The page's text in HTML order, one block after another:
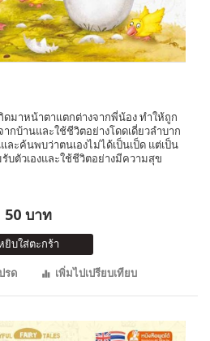
ดมาหน้าตาแตกต่างจากพี่น้อง ทำให้ถูก
กบ้านและใช้ชีวิตอย่างโดดเดี่ยวลำบาก
ละค้นพบว่าตนเองไม่ได้เป็นเป็ด แต่เป็น
บตัวเองและใช้ชีวิตอย่างมีความสุข
50 บาท
ยิบใส่ตะกร้า
รด
เพิ่มไปเปรียบเทียบ